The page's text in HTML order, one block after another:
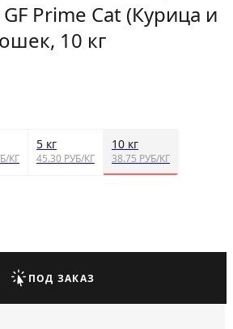
Prime Сat (Курица и
10 кг
КГ
5 кг
45.30 РУБ/КГ
10 кг
38.75 РУБ/КГ
ПОД ЗАКАЗ